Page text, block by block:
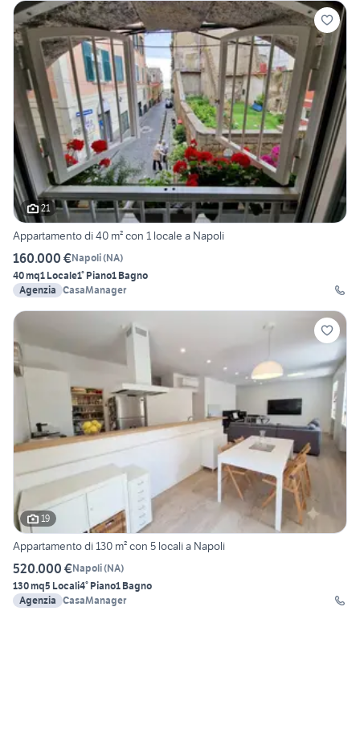
21
Appartamento di 40 m² con 1 locale a Napoli
160.000 €Napoli(NA)
40 mq1 Locale1° Piano1 Bagno
Agenzia CasaManager
19
Appartamento di 130 m² con 5 locali a Napoli
520.000 €Napoli(NA)
130 mq5 Locali4° Piano1 Bagno
Agenzia CasaManager